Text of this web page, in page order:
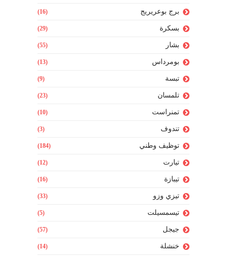
برج بوعريريج (16)
بسكرة (29)
بشار (55)
بومرداس (13)
تبسة (9)
تلمسان (23)
تمنراست (10)
تندوف (3)
توظيف وطني (184)
تيارت (12)
تيبازة (16)
تيزي وزو (33)
تيسمسيلت (5)
جيجل (57)
خنشلة (14)